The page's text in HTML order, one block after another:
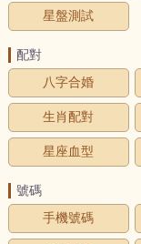
星盤測試
配對
八字合婚
生肖配對
星座血型
號碼
手機號碼